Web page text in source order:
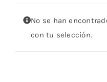
Dotaciones
No se han
con tu selección.